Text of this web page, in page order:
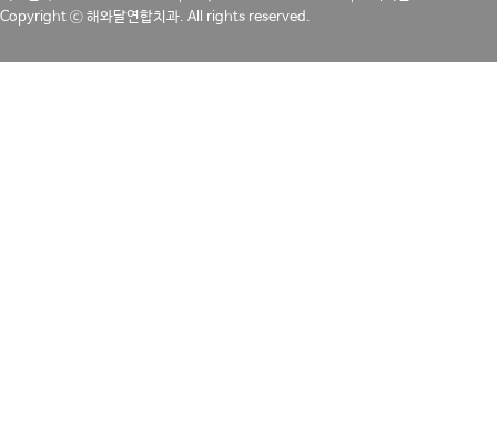
Copyright ⓒ 해와달연합치과. All rights reserved.